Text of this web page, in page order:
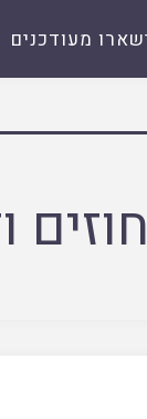
מעודכנים